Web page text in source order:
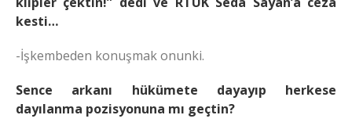
kesti…
-İşkembeden konuşmak onunki.
Sence arkanı hükümete dayayıp herkese
dayılanma pozisyonuna mı geçtin?